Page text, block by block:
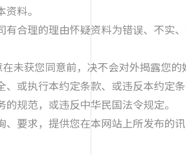
料。
合理的理由怀疑资料为错误、不实
未获您同意前，决不会对外揭露您
或执行本约定条款、或违反本约定
规范，或违反中华民国法令规定。
要求，提供您在本网站上所发布的